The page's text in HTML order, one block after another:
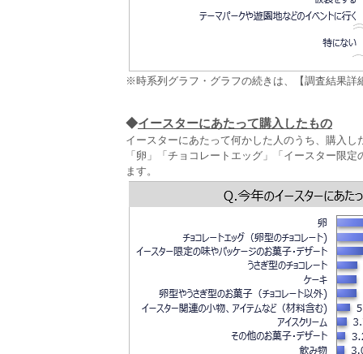
※時系列グラフ・グラフの続きは、【調査結果詳
◆イースターにあたって購入したもの
イースターにあたって何かした人のうち、購入
「卵」「チョコレートエッグ」「イースター限
ます。